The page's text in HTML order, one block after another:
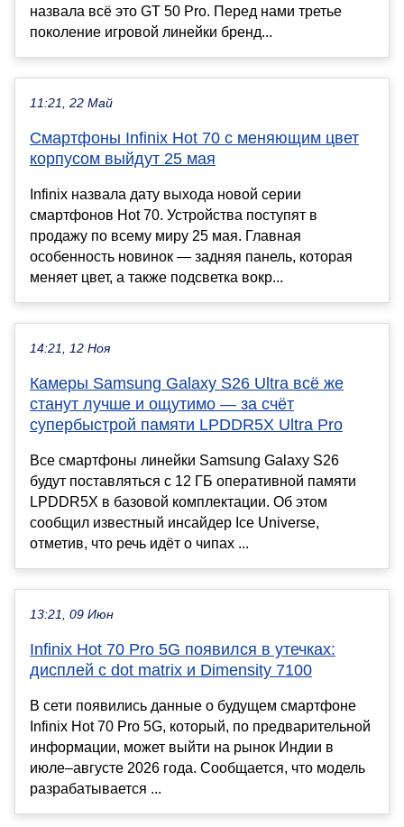
назвала всё это GT 50 Pro. Перед нами третье
поколение игровой линейки бренд...
11:21, 22 Май
Смартфоны Infinix Hot 70 с меняющим цвет
корпусом выйдут 25 мая
Infinix назвала дату выхода новой серии
смартфонов Hot 70. Устройства поступят в
продажу по всему миру 25 мая. Главная
особенность новинок — задняя панель, которая
меняет цвет, а также подсветка вокр...
14:21, 12 Ноя
Камеры Samsung Galaxy S26 Ultra всё же
станут лучше и ощутимо — за счёт
супербыстрой памяти LPDDR5X Ultra Pro
Все смартфоны линейки Samsung Galaxy S26
будут поставляться с 12 ГБ оперативной памяти
LPDDR5X в базовой комплектации. Об этом
сообщил известный инсайдер Ice Universe,
отметив, что речь идёт о чипах ...
13:21, 09 Июн
Infinix Hot 70 Pro 5G появился в утечках:
дисплей с dot matrix и Dimensity 7100
В сети появились данные о будущем смартфоне
Infinix Hot 70 Pro 5G, который, по предварительной
информации, может выйти на рынок Индии в
июле–августе 2026 года. Сообщается, что модель
разрабатывается ...